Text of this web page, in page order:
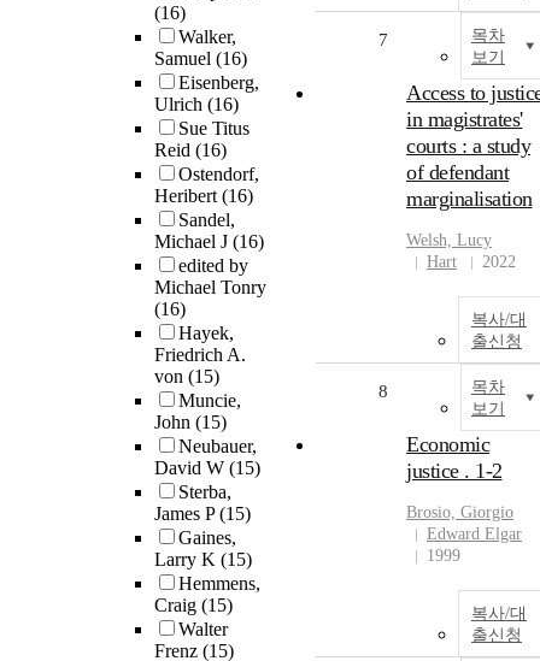
(16)
Walker,
Samuel (16)
Eisenberg,
Ulrich (16)
Sue Titus
Reid (16)
Ostendorf,
Heribert(16)
Sandel,
Michael J (16)
edited by
Michael Tonry
(16)
Hayek,
Friedrich A.
von (15)
Muncie,
John (15)
Neubauer,
David W (15)
Sterba,
James P(15)
Gaines,
Larry K (15)
Hemmens,
Craig (15)
Walter
Frenz (15)
목차
보기
7
Access to
in magistrates'
courts : a study
of defendant
marginalisation
Welsh, Lucy
Hart
2022
복사/대
출신청
목차
보기
8
Economic
justice . 1-2
Brosio, Giorgio
Edward Elgar
1999
복사/대
출신청